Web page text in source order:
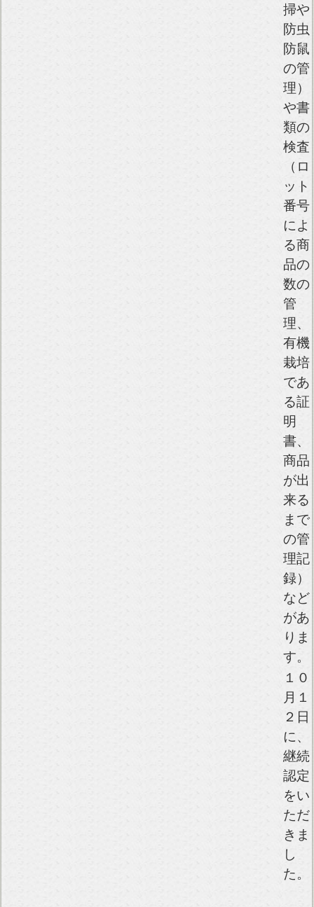
掃や
防虫
防鼠
の管
理）
や書
類の
検査
（ロ
ット
番号
によ
る商
品の
数の
管
理、
有機
栽培
であ
る証
明
書、
商品
が出
来る
まで
の管
理記
録）
など
があ
りま
す。
１０
月１
２日
に、
継続
認定
をい
ただ
きま
し
た。